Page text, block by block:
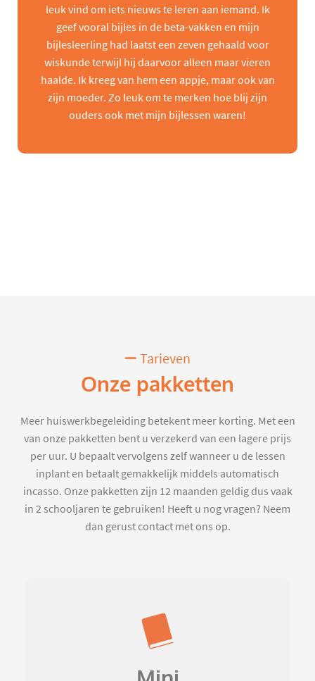
leuk vind om iets nieuws te leren aan iemand. Ik
geef vooral bijles in de beta-vakken en mijn
bijlesleerling had laatst een zeven gehaald voor
wiskunde terwijl hij daarvoor alleen maar vieren
haalde. Ik kreeg van hem een appje, maar ook van
zijn moeder. Zo leuk om te merken hoe blij zijn
ouders ook met mijn bijlessen waren!
Tarieven
Onze pakketten
Meer huiswerkbegeleiding betekent meer korting. Met een
van onze pakketten bent u verzekerd van een lagere prijs
per uur. U bepaalt vervolgens zelf wanneer u de lessen
inplant en betaalt gemakkelijk middels automatisch
incasso. Onze pakketten zijn 12 maanden geldig dus vaak
in 2 schooljaren te gebruiken! Heeft u nog vragen? Neem
dan gerust contact met ons op.